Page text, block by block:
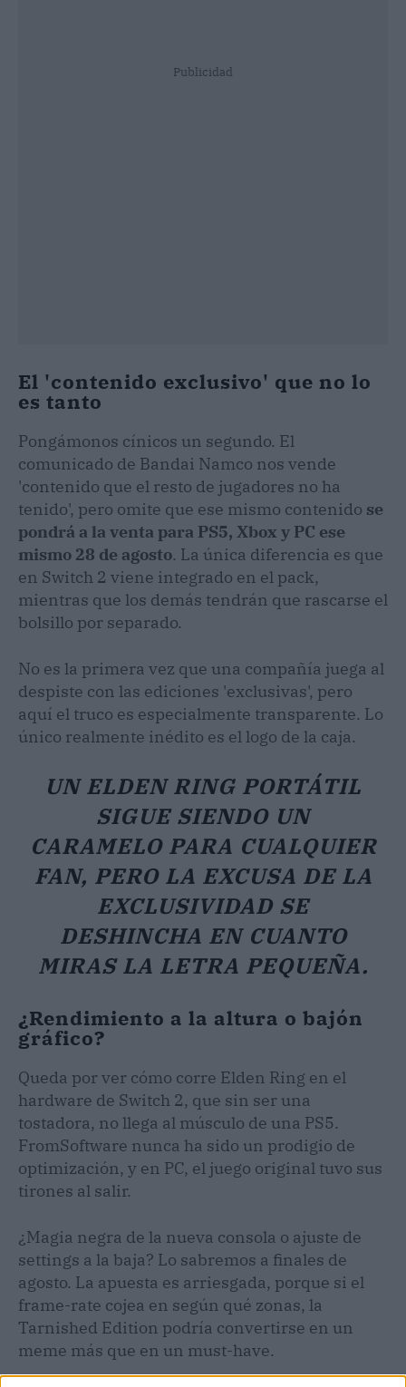
Publicidad
El 'contenido exclusivo' que no lo
es tanto
Pongámonos cínicos un segundo. El
comunicado de Bandai Namco nos vende
'contenido que el resto de jugadores no ha
tenido', pero omite que ese mismo contenido se
pondrá a la venta para PS5, Xbox y PC ese
mismo 28 de agosto. La única diferencia es que
en Switch 2 viene integrado en el pack,
mientras que los demás tendrán que rascarse el
bolsillo por separado.
No es la primera vez que una compañía juega al
despiste con las ediciones 'exclusivas', pero
aquí el truco es especialmente transparente. Lo
único realmente inédito es el logo de la caja.
UN ELDEN RING PORTÁTIL
SIGUE SIENDO UN
CARAMELO PARA CUALQUIER
FAN, PERO LA EXCUSA DE LA
EXCLUSIVIDAD SE
DESHINCHA EN CUANTO
MIRAS LA LETRA PEQUEÑA.
¿Rendimiento a la altura o bajón
gráfico?
Queda por ver cómo corre Elden Ring en el
hardware de Switch 2, que sin ser una
tostadora, no llega al músculo de una PS5.
FromSoftware nunca ha sido un prodigio de
optimización, y en PC, el juego original tuvo sus
tirones al salir.
¿Magia negra de la nueva consola o ajuste de
settings a la baja? Lo sabremos a finales de
agosto. La apuesta es arriesgada, porque si el
frame-rate cojea en según qué zonas, la
Tarnished Edition podría convertirse en un
meme más que en un must-have.